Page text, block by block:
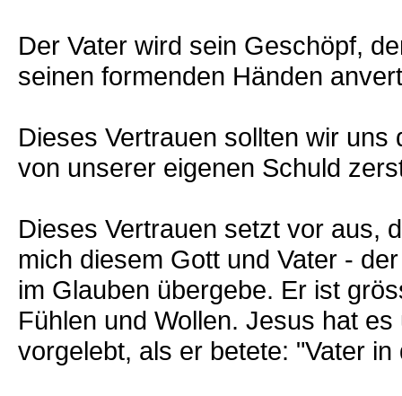
Der Vater wird sein Geschöpf,
seinen formenden Händen
Dieses Vertrauen sollten wir
von unserer eigenen Schuld
Dieses Vertrauen setzt vor aus,
mich diesem Gott und Vater -
im Glauben übergebe. Er ist
Fühlen und Wollen. Jesus hat
vorgelebt, als er betete: "Vater